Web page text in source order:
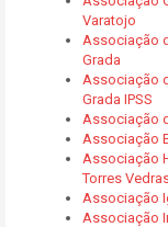
Varatojo
Associação
Grada
Associação
Grada IPSS
Associação
Associação
Associação
Torres
Associação
Associação